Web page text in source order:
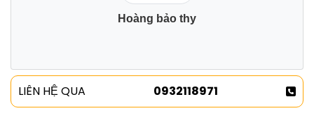
Hoàng bảo thy
LIÊN HỆ QUA 0932118971